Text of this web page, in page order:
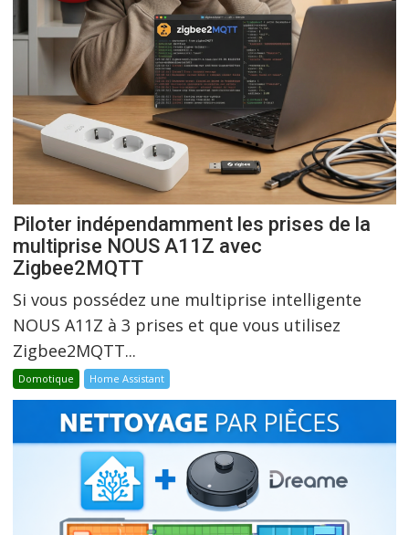
Piloter indépendamment les prises de la
multiprise NOUS A11Z avec
Zigbee2MQTT
Si vous possédez une multiprise intelligente
NOUS A11Z à 3 prises et que vous utilisez
Zigbee2MQTT...
Domotique Home Assistant